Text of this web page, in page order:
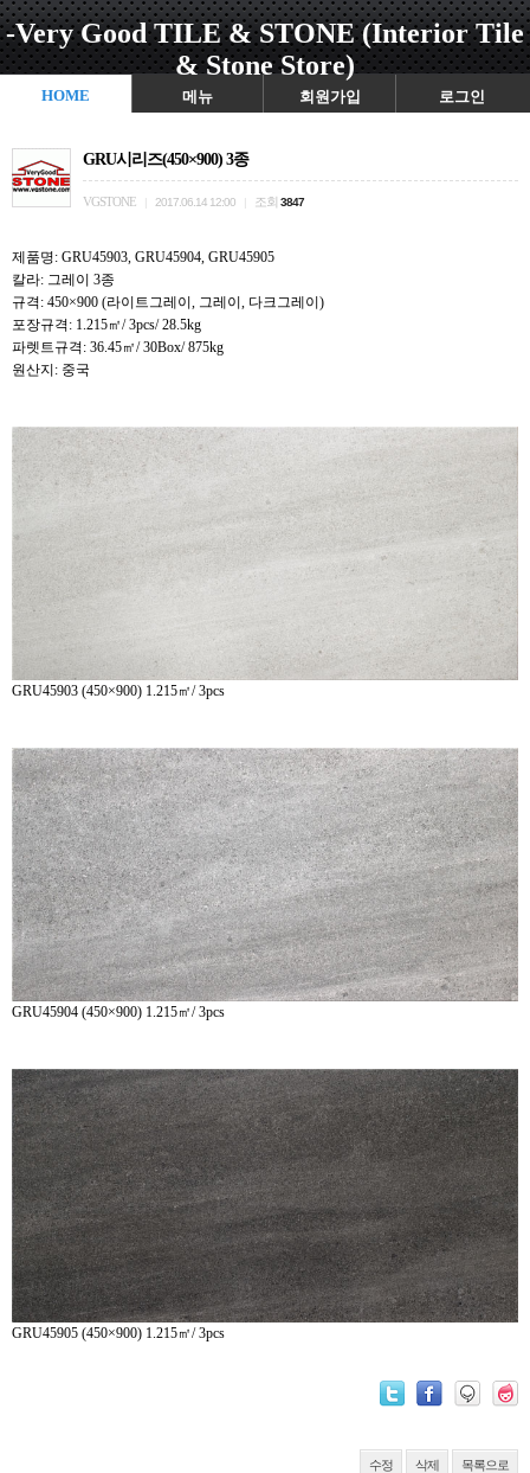
-Very Good TILE & STONE (Interior Tile
& Stone Store)
HOME 메뉴 회원가입 로그인
GRU시리즈(450×900) 3종
VGSTONE 2017.06.14 12:00 조회 3847
제품명: GRU45903, GRU45904, GRU45905
칼라: 그레이 3종
규격: 450×900 (라이트그레이, 그레이, 다크그레이)
포장규격: 1.215㎡/ 3pcs/ 28.5kg
파렛트규격: 36.45㎡/ 30Box/ 875kg
원산지: 중국
GRU45903 (450×900) 1.215㎡/ 3pcs
GRU45904 (450×900) 1.215㎡/ 3pcs
GRU45905 (450×900) 1.215㎡/ 3pcs
수정 삭제 목록으로